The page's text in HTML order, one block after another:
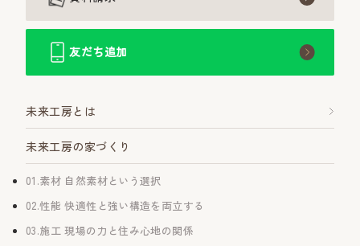
友だち追加
未来工房とは
未来工房の家づくり
01.素材 自然素材という選択
02.性能 快適性と強い構造を両立する
03.施工 現場の力と住み心地の関係